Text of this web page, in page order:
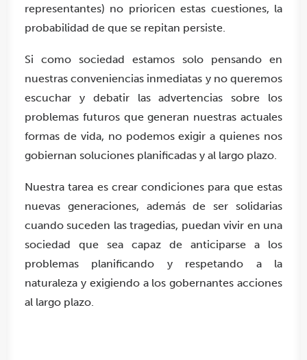
representantes) no prioricen estas cuestiones, la
probabilidad de que se repitan persiste.
Si como sociedad estamos solo pensando en
nuestras conveniencias inmediatas y no queremos
escuchar y debatir las advertencias sobre los
problemas futuros que generan nuestras actuales
formas de vida, no podemos exigir a quienes nos
gobiernan soluciones planificadas y al largo plazo.
Nuestra tarea es crear condiciones para que estas
nuevas generaciones, además de ser solidarias
cuando suceden las tragedias, puedan vivir en una
sociedad que sea capaz de anticiparse a los
problemas planificando y respetando a la
naturaleza y exigiendo a los gobernantes acciones
al largo plazo.